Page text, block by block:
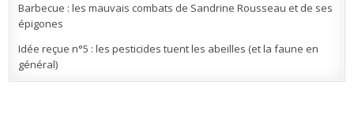
Barbecue : les mauvais combats de Sandrine Rousseau et de ses
épigones
Idée reçue n°5 : les pesticides tuent les abeilles (et la faune en
général)